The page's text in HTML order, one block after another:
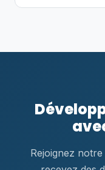
Rejoignez